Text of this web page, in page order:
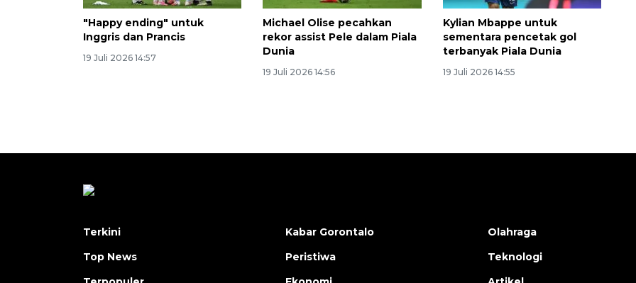
"Happy ending" untuk
Inggris dan Prancis
19 Juli 2026 14:57
Michael Olise pecahkan
rekor assist Pele dalam Piala
Dunia
19 Juli 2026 14:56
Kylian Mbappe untuk
sementara pencetak gol
terbanyak Piala Dunia
19 Juli 2026 14:55
Terkini
Top News
Kabar Gorontalo
Peristiwa
Olahraga
Teknologi